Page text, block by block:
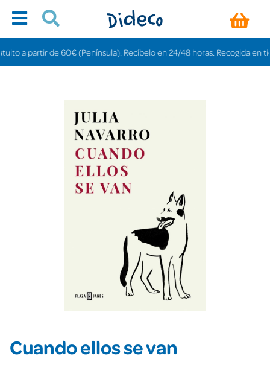
a partir de 60€ (Península). Recíbelo en 24/48 horas. Recogida en
Cuando ellos se van